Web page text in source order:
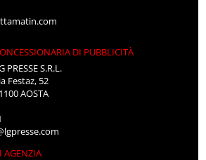
DI PUBBLICITÀ
PRESSE S.R.L.
Festaz, 52
AOSTA
AGENZIA